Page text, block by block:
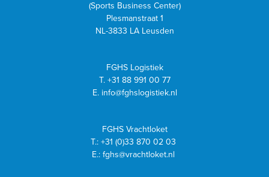
(Sports Business Center)
Plesmanstraat 1
NL-3833 LA Leusden
FGHS Logistiek
T. +31 88 991 00 77
E. info@fghslogistiek.nl
FGHS Vrachtloket
T.: +31 (0)33 870 02 03
E.: fghs@vrachtloket.nl